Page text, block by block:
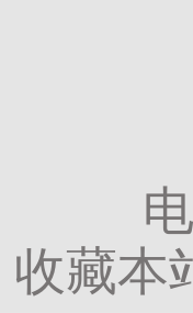
收藏本